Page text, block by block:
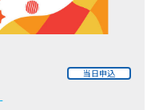
当日申込